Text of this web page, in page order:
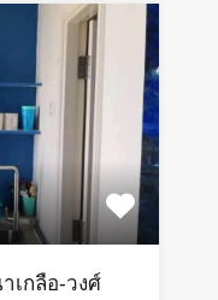
เกลือ-วงศ์